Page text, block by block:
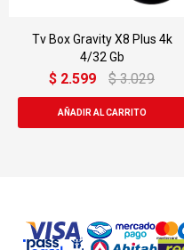
Tv Box Gravity X8 Plus 4k
4/32 Gb
$ 2.599 $ 3.029